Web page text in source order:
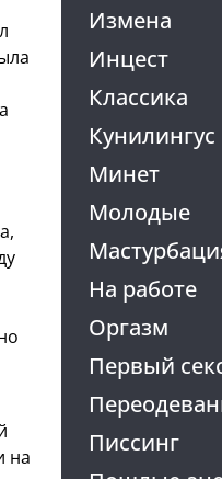
Измена
Инцест
Классика
Кунилингус
Минет
Молодые
На работе
Оргазм
Первый
Писсинг
на